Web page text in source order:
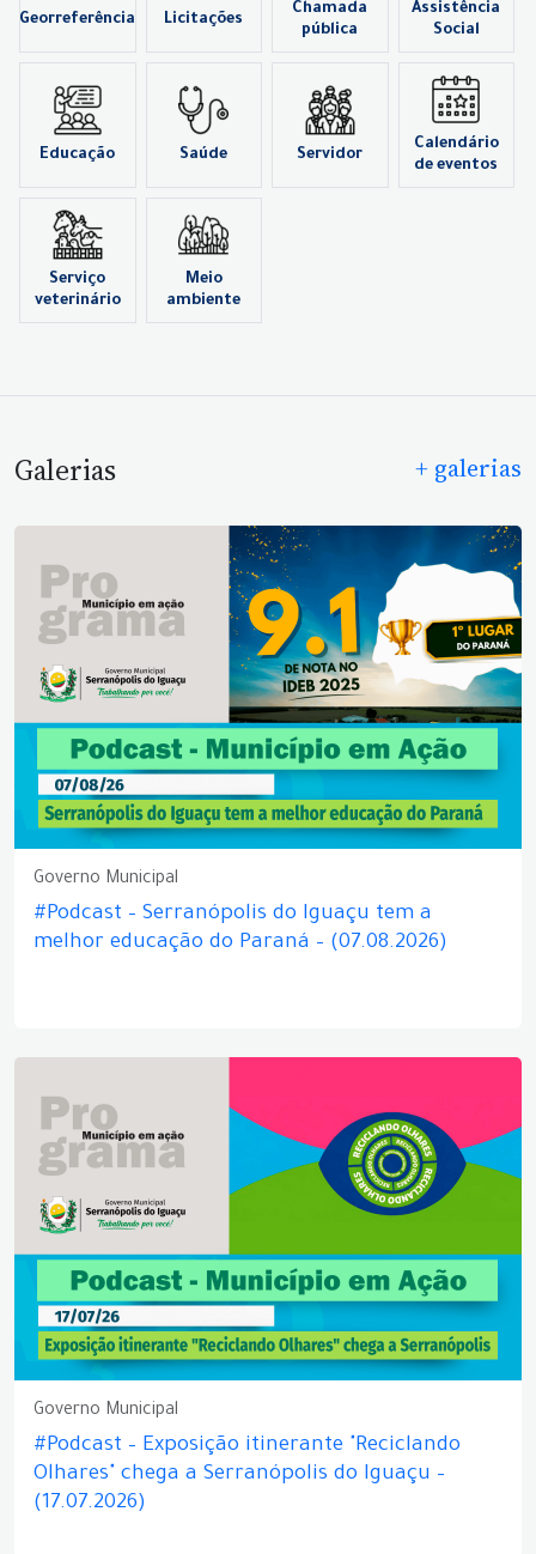
Georreferência Licitações
Chamada
pública
Assistência
Social
Educação Saúde Servidor
Calendário
de eventos
Serviço
veterinário
Meio
ambiente
Galerias + galerias
Governo Municipal
#Podcast – Serranópolis do Iguaçu tem a
melhor educação do Paraná – (07.08.2026)
Governo Municipal
#Podcast – Exposição itinerante "Reciclando
Olhares" chega a Serranópolis do Iguaçu –
(17.07.2026)